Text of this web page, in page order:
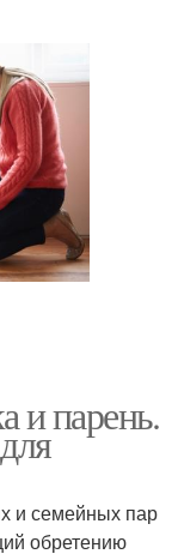
и парень.
и семейных пар
обретению